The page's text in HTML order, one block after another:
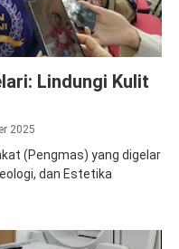
Lindungi Kulit
2025
(Pengmas) yang digelar
dan Estetika